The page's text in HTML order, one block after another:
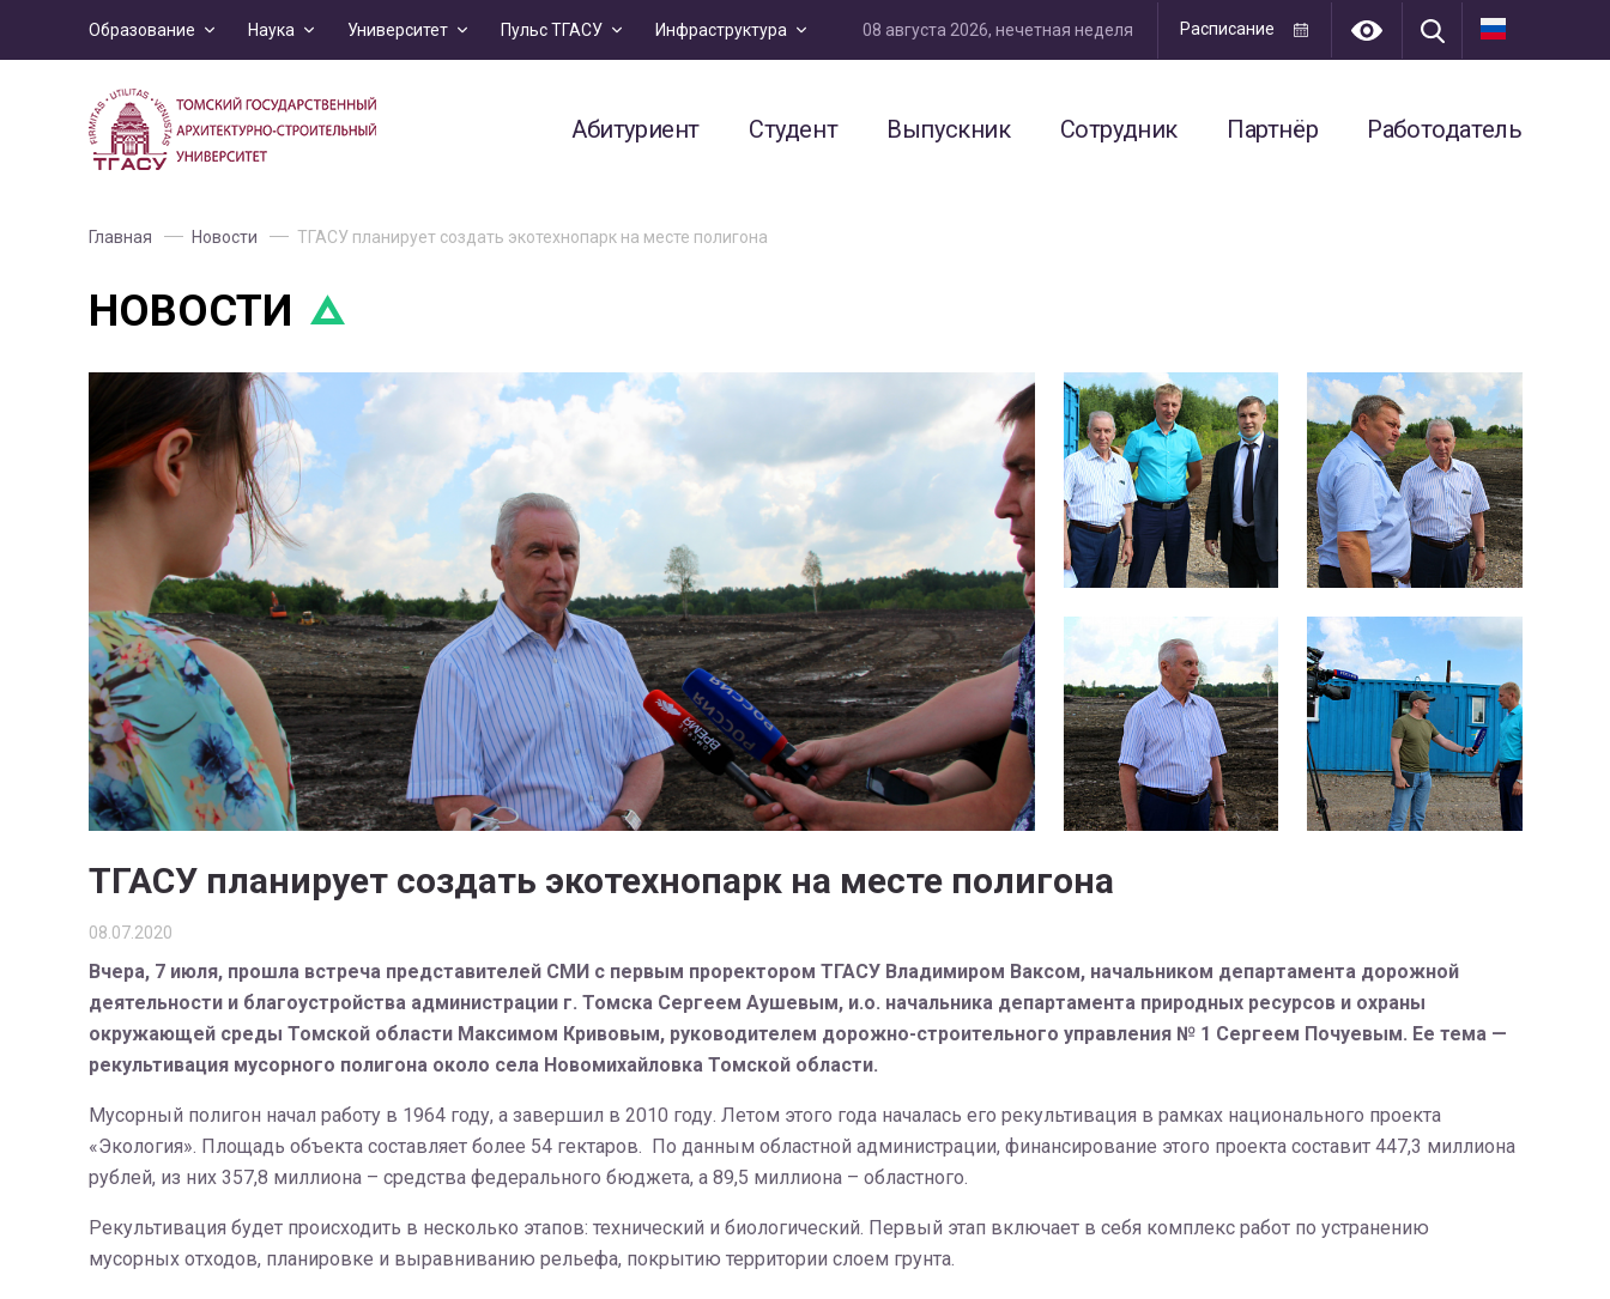
Образование Наука Университет Пульс ТГАСУ Инфраструктура 08 августа 2026, нечетная неделя Расписание
Абитуриент Студент Выпускник Сотрудник Партнёр Работодатель
Главная Новости ТГАСУ планирует создать экотехнопарк на месте полигона
НОВОСТИ
ТГАСУ планирует создать экотехнопарк на месте полигона
08.07.2020
Вчера, 7 июля, прошла встреча представителей СМИ с первым проректором ТГАСУ Владимиром Ваксом, начальником департамента дорожной
деятельности и благоустройства администрации г. Томска Сергеем Аушевым, и.о. начальника департамента природных ресурсов и охраны
окружающей среды Томской области Максимом Кривовым, руководителем дорожно-строительного управления № 1 Сергеем Почуевым. Ее тема —
рекультивация мусорного полигона около села Новомихайловка Томской области.
Мусорный полигон начал работу в 1964 году, а завершил в 2010 году. Летом этого года началась его рекультивация в рамках национального проекта
«Экология». Площадь объекта составляет более 54 гектаров. По данным областной администрации, финансирование этого проекта составит 447,3 миллиона
рублей, из них 357,8 миллиона – средства федерального бюджета, а 89,5 миллиона – областного.
Рекультивация будет происходить в несколько этапов: технический и биологический. Первый этап включает в себя комплекс работ по устранению
мусорных отходов, планировке и выравниванию рельефа, покрытию территории слоем грунта.